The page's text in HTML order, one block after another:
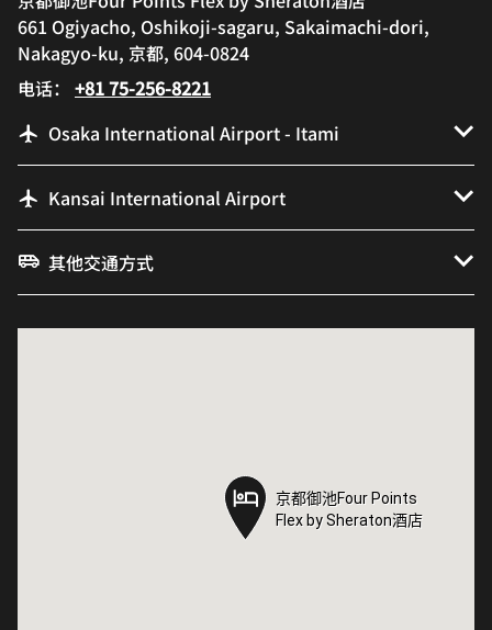
661 Ogiyacho, Oshikoji-sagaru, Sakaimachi-dori,
Nakagyo-ku, 京都, 604-0824
电话： +81 75-256-8221
Osaka International Airport - Itami
Kansai International Airport
其他交通方式
京都御池Four Points
Flex by Sheraton酒店
京都御池Four Points
Flex by Sheraton酒店